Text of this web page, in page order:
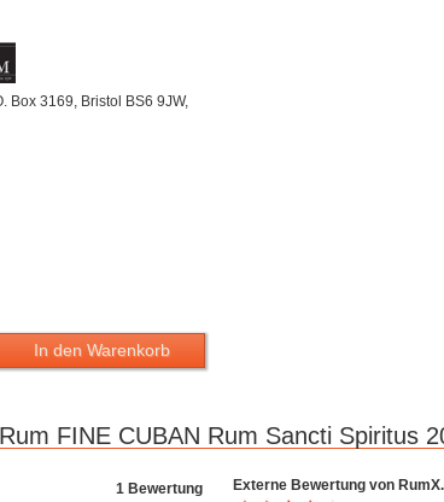
Box 3169, Bristol BS6 9JW,
In den Warenkorb
FINE CUBAN Rum Sancti Spiritus
1 Bewertung Bewertung 10
Externe Bewertung von